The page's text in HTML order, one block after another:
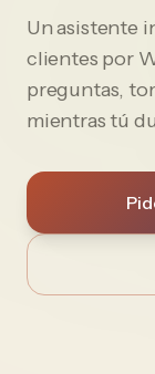
Un asistente
clientes por
preguntas,
mientras tú